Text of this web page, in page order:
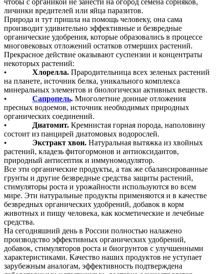
чтобы с органикой не занести на огород семена сорняков,
личинки вредителей или яйца паразитов.
Природа и тут пришла на помощь человеку, она сама
производит удивительно эффективные и безвредные
органические удобрения, которые образовались в процессе
многовековых отложений остатков отмерших растений.
Прекрасное действие оказывают суспензии и концентраты
некоторых растений:
• Хлорелла. Прародительница всех зеленых растений
на планете, источник белка, уникального комплекса
минеральных элементов и биологически активных веществ.
• Сапропель. Многолетние донные отложения
пресных водоемов, источник необходимых природных
органических соединений.
•
Диатомит. Кремнистая горная порода, наполовину
состоит из панцирей диатомовых водорослей.
• Экстракт хвои. Натуральная вытяжка из хвойных
растений, кладезь фитогормонов и антиоксидантов,
природный антисептик и иммуномодулятор.
Все эти органические продукты, а так же сбалансированные
грунты и другие безвредные средства защиты растений,
стимуляторы роста и урожайности используются во всем
мире. Эти натуральные продукты применяются и в качестве
безвредных органических удобрений, добавок в корм
животных и пищу человека, как косметические и лечебные
средства.
На сегодняшний день в России полностью налажено
производство эффективных органических удобрений,
добавок, стимуляторов роста и биогрунтов с улучшенными
характеристиками. Качество наших продуктов не уступает
зарубежным аналогам, эффективность подтверждена